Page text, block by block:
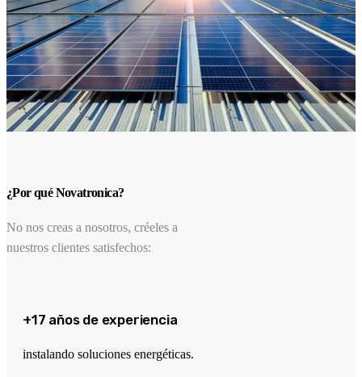
¿Por qué Novatronica?
No nos creas a nosotros, créeles a
nuestros clientes satisfechos:
+17 años de experiencia
instalando soluciones energéticas.